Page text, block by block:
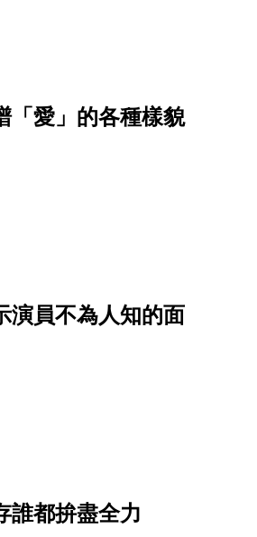
「愛」的各種樣貌
演員不為人知的面
誰都拚盡全力